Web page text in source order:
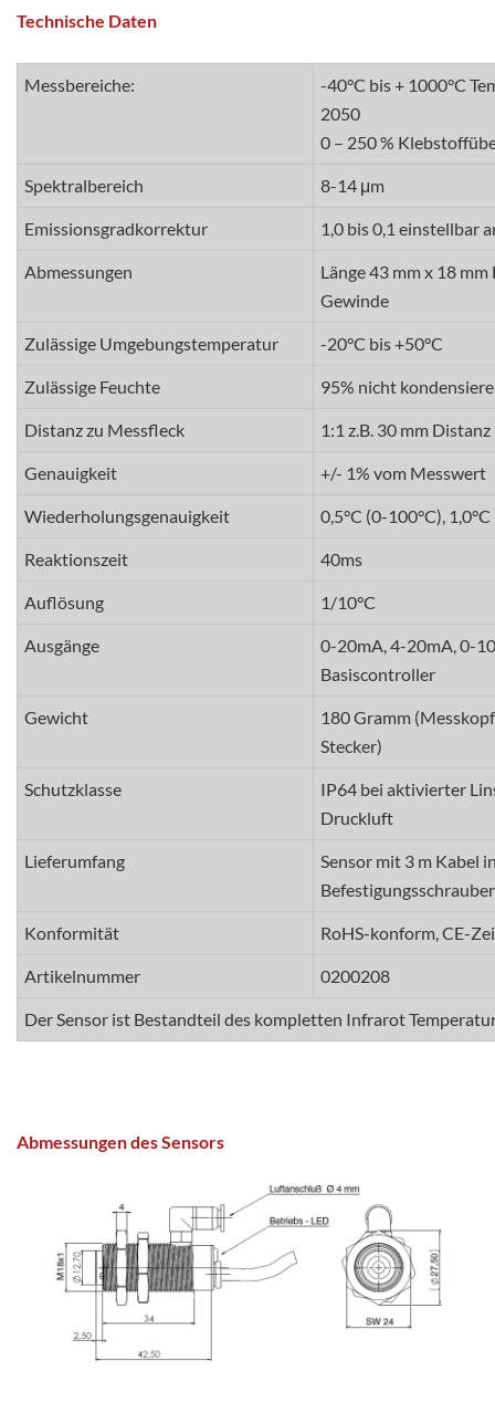
Technische Daten
Messbereiche:
-40°C bis + 1000°C
2050
0 – 250 %
Spektralbereich 8-14 μm
Emissionsgradkorrektur 1,0 bis 0,1 einstellbar
Abmessungen
Länge 43 mm x 18
Gewinde
Zulässige Umgebungstemperatur -20°C bis +50°C
Zulässige Feuchte 95% nicht
Distanz zu Messfleck 1:1 z.B. 30 mm
Genauigkeit +/- 1% vom Messwert
Wiederholungsgenauigkeit 0,5°C (0-100°C),
Reaktionszeit 40ms
Auflösung 1/10°C
Ausgänge
0-20mA, 4-20mA, 0-
Basiscontroller
Gewicht
180 Gramm
Stecker)
Schutzklasse
IP64 bei aktivierter
Druckluft
Lieferumfang
Sensor mit 3 m Kabel
Konformität RoHS-konform, CE-
Artikelnummer 0200208
Der Sensor ist Bestandteil des kompletten Infrarot
Abmessungen des Sensors